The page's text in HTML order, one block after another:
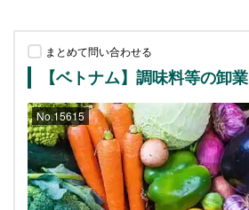
まとめて問い合わせる
【ベトナム】調味料等の卸業
No.15615